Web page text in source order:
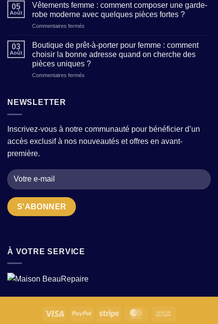
comment
reconnaître
allie
tradition
et
femme
trouver
des
modèles
tendance
05
Août
Vêtements femme : comment composer une garde-
robe moderne avec quelques pièces fortes ?
Commentaires fermés
femme
comment
composer
fortes
?
03
Août
Boutique de prêt-à-porter pour femme : comment
choisir la bonne adresse quand on cherche des
pièces uniques ?
Commentaires fermés
femme
:
quand
NEWSLETTER
Inscrivez-vous à notre communauté pour bénéficier d’un
accès exclusif à nos nouveautés et offres en avant-
première.
À VOTRE SERVICE